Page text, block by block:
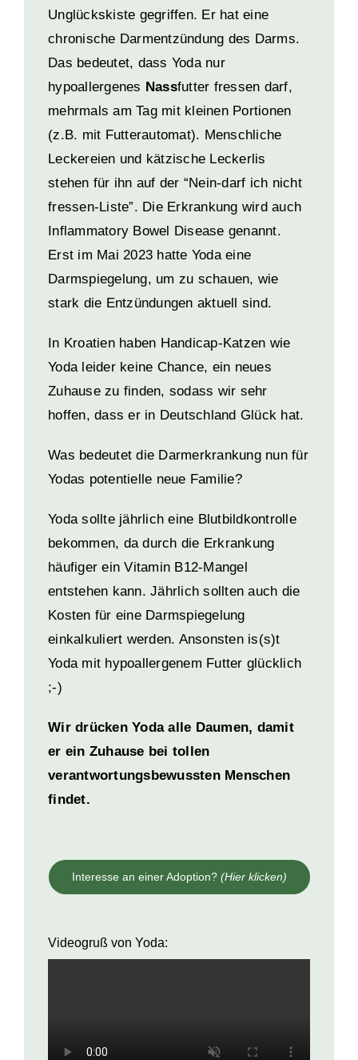
Unglückskiste gegriffen. Er hat eine
chronische Darmentzündung des Darms.
Das bedeutet, dass Yoda nur
hypoallergenes Nassfutter fressen darf,
mehrmals am Tag mit kleinen Portionen
(z.B. mit Futterautomat). Menschliche
Leckereien und kätzische Leckerlis
stehen für ihn auf der “Nein-darf ich nicht
fressen-Liste”. Die Erkrankung wird auch
Inflammatory Bowel Disease genannt.
Erst im Mai 2023 hatte Yoda eine
Darmspiegelung, um zu schauen, wie
stark die Entzündungen aktuell sind.
In Kroatien haben Handicap-Katzen wie
Yoda leider keine Chance, ein neues
Zuhause zu finden, sodass wir sehr
hoffen, dass er in Deutschland Glück hat.
Was bedeutet die Darmerkrankung nun für
Yodas potentielle neue Familie?
Yoda sollte jährlich eine Blutbildkontrolle
bekommen, da durch die Erkrankung
häufiger ein Vitamin B12-Mangel
entstehen kann. Jährlich sollten auch die
Kosten für eine Darmspiegelung
einkalkuliert werden. Ansonsten is(s)t
Yoda mit hypoallergenem Futter glücklich
;-)
Wir drücken Yoda alle Daumen, damit
er ein Zuhause bei tollen
verantwortungsbewussten Menschen
findet.
Interesse an einer Adoption? (Hier klicken)
Videogruß von Yoda: